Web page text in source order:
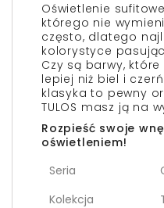
Oświetlenie
którego nie
często, dlatego
kolorystyce
Czy są barwy,
lepiej niż biel i
klasyka to pewny
TULOS masz ją na
Rozpieść swoje
oświetleniem!
Seria
Kolekcja